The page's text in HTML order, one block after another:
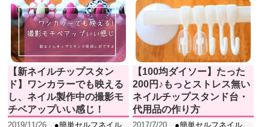
【新ネイルチップスタン
ド】ワンカラーでも映える
し、ネイル製作中の撮影モ
チベアップいい感じ！
2019/11/26
●簡単セルフネイル
【100均ダイソー】たった
200円♪もっとストレス無い
ネイルチップスタンド台・
代用品の作り方
2017/7/20
●簡単セルフネイル